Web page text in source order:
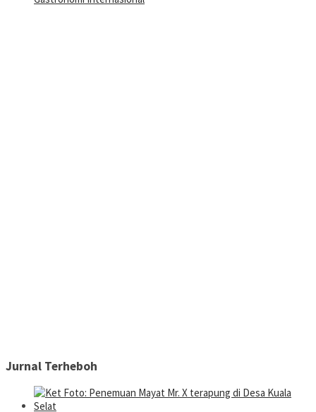
Jurnal Terheboh